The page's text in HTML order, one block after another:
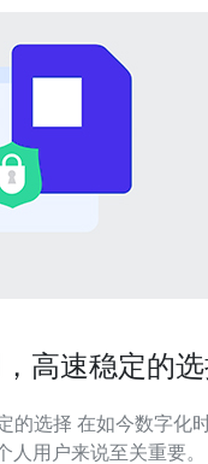
高速稳定的
数字化时
用户来说至关重要。